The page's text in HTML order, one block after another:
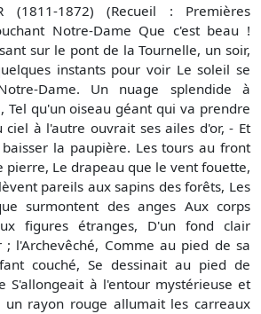
(1811-1872) (Recueil : Premières
Notre-Dame Que c'est beau !
sur le pont de la Tournelle, un soir,
instants pour voir Le soleil se
Dame. Un nuage splendide à
Tel qu'un oiseau géant qui va prendre
ciel à l'autre ouvrait ses ailes d'or, - Et
la paupière. Les tours au front
pierre, Le drapeau que le vent fouette,
pareils aux sapins des forêts, Les
surmontent des anges Aux corps
figures étranges, D'un fond clair
l'Archevêché, Comme au pied de sa
couché, Se dessinait au pied de
S'allongeait à l'entour mystérieuse et
un rayon rouge allumait les carreaux